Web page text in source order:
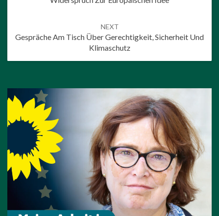
NEXT
Gespräche Am Tisch Über Gerechtigkeit, Sicherheit Und
Klimaschutz